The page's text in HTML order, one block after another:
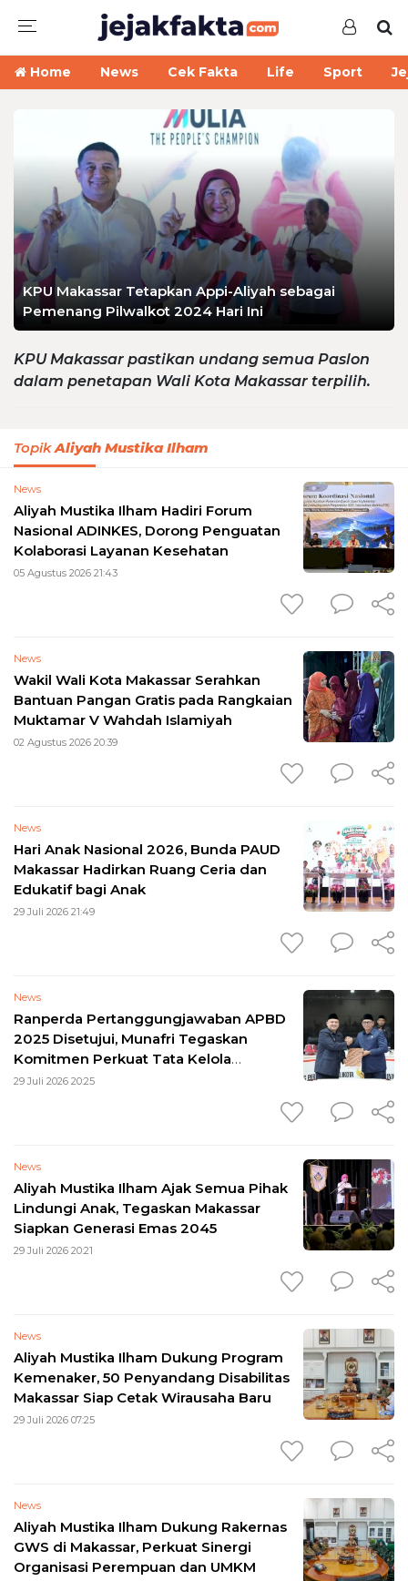
Home News Cek Fakta Life Sport
KPU Makassar Tetapkan Appi-Aliyah sebagai
Pemenang Pilwalkot 2024 Hari Ini
KPU Makassar pastikan undang semua Paslon
dalam penetapan Wali Kota Makassar terpilih.
TopikAliyah Mustika Ilham
News
Aliyah Mustika Ilham Hadiri Forum
Nasional ADINKES, Dorong Penguatan
Kolaborasi Layanan Kesehatan
05 Agustus 2026 21:43
News
Wakil Wali Kota Makassar Serahkan
Bantuan Pangan Gratis pada Rangkaian
Muktamar V Wahdah Islamiyah
02 Agustus 2026 20:39
News
Hari Anak Nasional 2026, Bunda PAUD
Makassar Hadirkan Ruang Ceria dan
Edukatif bagi Anak
29 Juli 2026 21:49
News
Ranperda Pertanggungjawaban APBD
2025 Disetujui, Munafri Tegaskan
Komitmen Perkuat Tata Kelola
Keuangan
29 Juli 2026 20:25
News
Aliyah Mustika Ilham Ajak Semua Pihak
Lindungi Anak, Tegaskan Makassar
Siapkan Generasi Emas 2045
29 Juli 2026 20:21
News
Aliyah Mustika Ilham Dukung Program
Kemenaker, 50 Penyandang Disabilitas
Makassar Siap Cetak Wirausaha Baru
29 Juli 2026 07:25
News
Aliyah Mustika Ilham Dukung Rakernas
GWS di Makassar, Perkuat Sinergi
Organisasi Perempuan dan UMKM